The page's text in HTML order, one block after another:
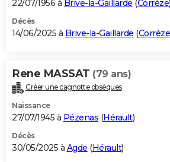
22/07/1956 à Brive-la-Gaillarde (Corrèze)
Décès
14/06/2025 à Brive-la-Gaillarde (Corrèze
Rene MASSAT (79 ans)
Créer une cagnotte obsèques
Naissance
27/07/1945 à Pézenas (Hérault)
Décès
30/05/2025 à Agde (Hérault)